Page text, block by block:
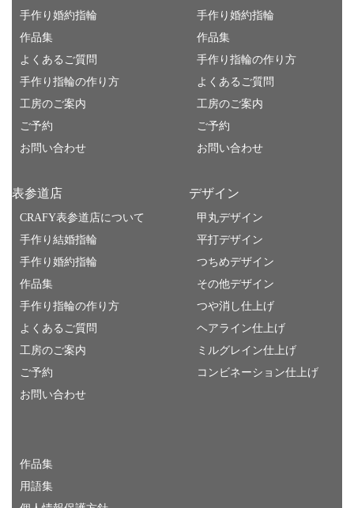
手作り婚約指輪
作品集
よくあるご質問
手作り指輪の作り方
工房のご案内
ご予約
お問い合わせ
手作り婚約指輪
作品集
手作り指輪の作り方
よくあるご質問
工房のご案内
ご予約
お問い合わせ
表参道店
CRAFY表参道店について
手作り結婚指輪
手作り婚約指輪
作品集
手作り指輪の作り方
よくあるご質問
工房のご案内
ご予約
お問い合わせ
デザイン
甲丸デザイン
平打デザイン
つちめデザイン
その他デザイン
つや消し仕上げ
ヘアライン仕上げ
ミルグレイン仕上げ
コンビネーション仕上げ
作品集
用語集